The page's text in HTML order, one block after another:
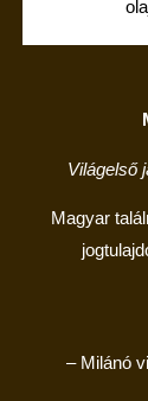
Világelső
Magyart
– Milánó